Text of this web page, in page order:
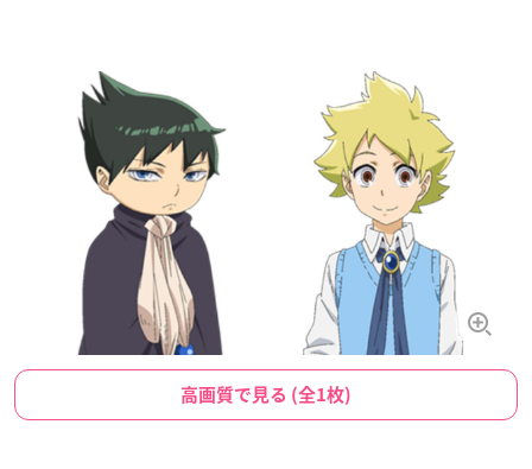
高画質で見る (全1枚)